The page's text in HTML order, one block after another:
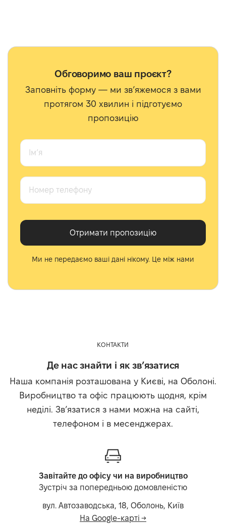
Обговоримо ваш проєкт?
Заповніть форму — ми звʼяжемося з вами
протягом 30 хвилин і підготуємо
пропозицію
Ми не передаємо ваші дані нікому. Це між нами
КОНТАКТИ
Де нас знайти і як зв’язатися
Наша компанія розташована у Києві, на Оболоні.
Виробництво та офіс працюють щодня, крім
неділі. Звʼязатися з нами можна на сайті,
телефоном і в месенджерах.
Завітайте до офісу чи на виробництво
Зустріч за попередньою домовленістю
вул. Автозаводська, 18, Оболонь, Київ
На Google-карті →